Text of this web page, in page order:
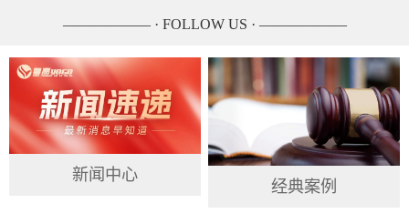
—————— · FOLLOW US · ——————
新闻中心
经典案例